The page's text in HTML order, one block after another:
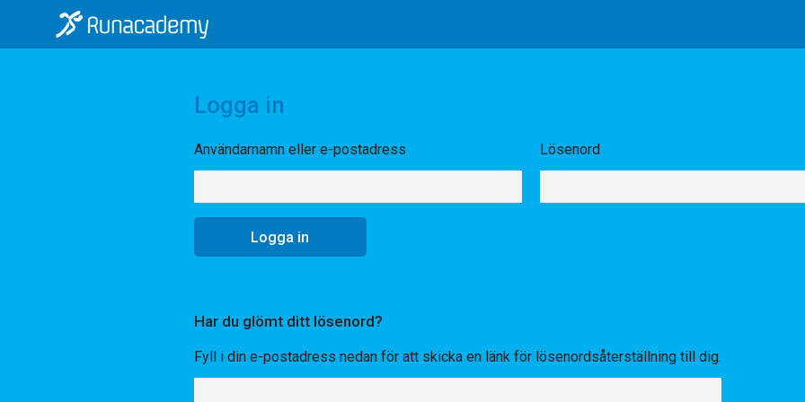
Logga in
Användarnamn eller e-postadress Lösenord
Har du glömt ditt lösenord?
Fyll i din e-postadress nedan för att skicka en länk för lösenordsåterställning till dig.